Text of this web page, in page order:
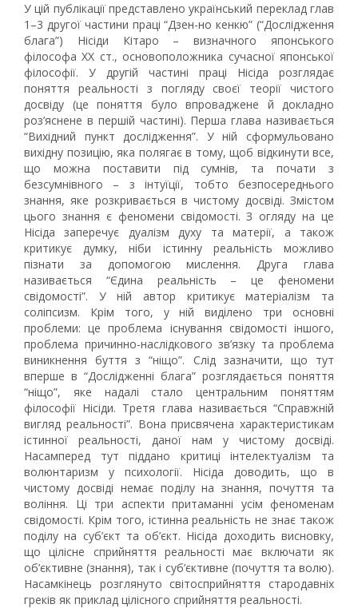
У цій публікації представлено український переклад глав
1–3 другої частини праці “Дзен-но кенкю” (“Дослідження
блага”) Нісіди Кітаро – визначного японського
філософа ХХ ст., основоположника сучасної японської
філософії. У другій частині праці Нісіда розглядає
поняття реальності з погляду своєї теорії чистого
досвіду (це поняття було впроваджене й докладно
роз’яснене в першій частині). Перша глава називається
“Вихідний пункт дослідження”. У ній сформульовано
вихідну позицію, яка полягає в тому, щоб відкинути все,
що можна поставити під сумнів, та почати з
безсумнівного – з інтуїції, тобто безпосереднього
знання, яке розкривається в чистому досвіді. Змістом
цього знання є феномени свідомості. З огляду на це
Нісіда заперечує дуалізм духу та матерії, а також
критикує думку, ніби істинну реальність можливо
пізнати за допомогою мислення. Друга глава
називається “Єдина реальність – це феномени
свідомості”. У ній автор критикує матеріалізм та
соліпсизм. Крім того, у ній виділено три основні
проблеми: це проблема існування свідомості іншого,
проблема причинно-наслідкового зв’язку та проблема
виникнення буття з “ніщо”. Слід зазначити, що тут
вперше в “Дослідженні блага” розглядається поняття
“ніщо”, яке надалі стало центральним поняттям
філософії Нісіди. Третя глава називається “Справжній
вигляд реальності”. Вона присвячена характеристикам
істинної реальності, даної нам у чистому досвіді.
Насамперед тут піддано критиці інтелектуалізм та
волюнтаризм у психології. Нісіда доводить, що в
чистому досвіді немає поділу на знання, почуття та
воління. Ці три аспекти притаманні усім феноменам
свідомості. Крім того, істинна реальність не знає також
поділу на суб’єкт та об’єкт. Нісіда доходить висновку,
що цілісне сприйняття реальності має включати як
об’єктивне (знання), так і суб’єктивне (почуття та волю).
Насамкінець розглянуто світосприйняття стародавніх
греків як приклад цілісного сприйняття реальності.